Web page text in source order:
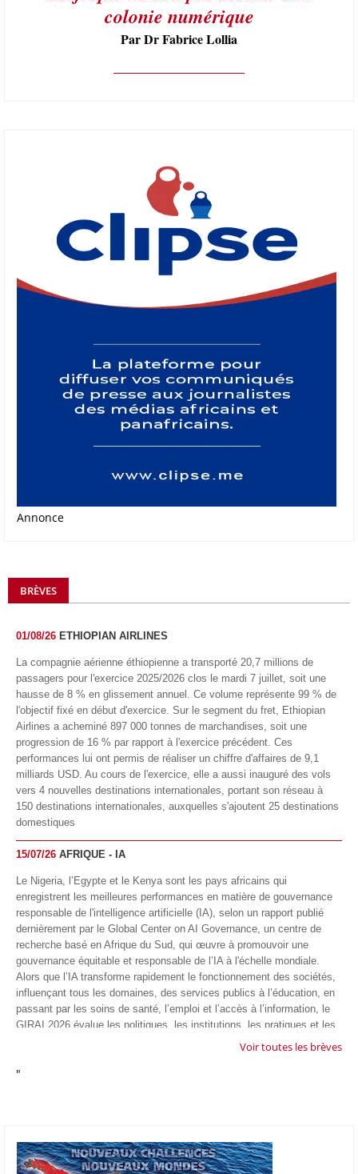
colonie numérique
Par Dr Fabrice Lollia
Annonce
BRÈVES
01/08/26 ETHIOPIAN AIRLINES
La compagnie aérienne éthiopienne a transporté 20,7 millions de
passagers pour l'exercice 2025/2026 clos le mardi 7 juillet, soit une
hausse de 8 % en glissement annuel. Ce volume représente 99 % de
l'objectif fixé en début d'exercice. Sur le segment du fret, Ethiopian
Airlines a acheminé 897 000 tonnes de marchandises, soit une
progression de 16 % par rapport à l'exercice précédent. Ces
performances lui ont permis de réaliser un chiffre d'affaires de 9,1
milliards USD. Au cours de l'exercice, elle a aussi inauguré des vols
vers 4 nouvelles destinations internationales, portant son réseau à
150 destinations internationales, auxquelles s'ajoutent 25 destinations
domestiques
15/07/26 AFRIQUE - IA
Le Nigeria, l’Egypte et le Kenya sont les pays africains qui
enregistrent les meilleures performances en matière de gouvernance
responsable de l'intelligence artificielle (IA), selon un rapport publié
dernièrement par le Global Center on AI Governance, un centre de
recherche basé en Afrique du Sud, qui œuvre à promouvoir une
gouvernance équitable et responsable de l’IA à l'échelle mondiale.
Alors que l’IA transforme rapidement le fonctionnement des sociétés,
influençant tous les domaines, des services publics à l’éducation, en
passant par les soins de santé, l’emploi et l’accès à l’information, le
GIRAI 2026 évalue les politiques, les institutions, les pratiques et les
conditions générales de gouvernance qui favorisent un déploiement
technologie.
appliquée d'Afrique à À Accra, au Ghana. L'annonce a été faite
mercredi 1er juillet lors du premier Google Cloud Summit du groupe
Voir toutes les brèves
"